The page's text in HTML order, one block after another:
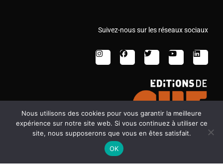
Suivez-nous sur les réseaux sociaux
Nous utilisons des cookies pour vous garantir la meilleure
expérience sur notre site web. Si vous continuez à utiliser ce
site, nous supposerons que vous en êtes satisfait.
OK